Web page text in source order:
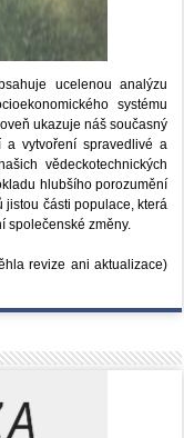
ucelenou analýzu
systému
ukazuje náš současný
a vytvoření spravedlivé a
vědeckotechnických
hlubšího porozumění
části populace, která
společenské změny.
revize ani aktualizace)